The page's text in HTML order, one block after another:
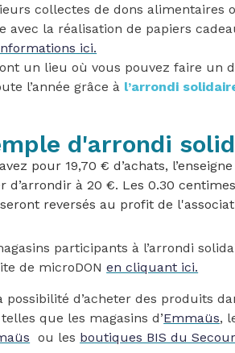
collectes de dons alimentaires
avec la réalisation de papiers
ici.
un lieu où vous pouvez faire un
l’année grâce à l’arrondi
d'arrondi
pour 19,70 € d’achats,
d’arrondir à 20 €. Les 0.30
reversés au profit de
participants à l’arrondi
de microDONen cliquant ici.
possibilité d’acheter des produits
que les magasins d’Emmaüs,
ou les boutiques BIS du